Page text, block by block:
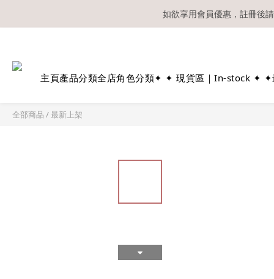
如欲享用會員優惠，註冊後
主頁產品分類全店角色分類✦ ✦ 現貨區｜In-stock ✦ ✦
全部商品 /最新上架